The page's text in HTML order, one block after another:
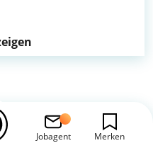
Jobagent Merken